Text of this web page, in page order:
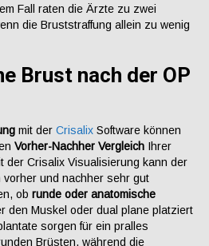
Fall raten die Ärzte zu zwei
die Bruststraffung allein zu wenig
Brust nach der OP
mit der Crisalix Software können
Vorher-Nachher Vergleich Ihrer
der Crisalix Visualisierung kann der
vorher und nachher sehr gut
ob runde oder anatomische
den Muskel oder dual plane platziert
sorgen für ein pralles
Brüsten, während die